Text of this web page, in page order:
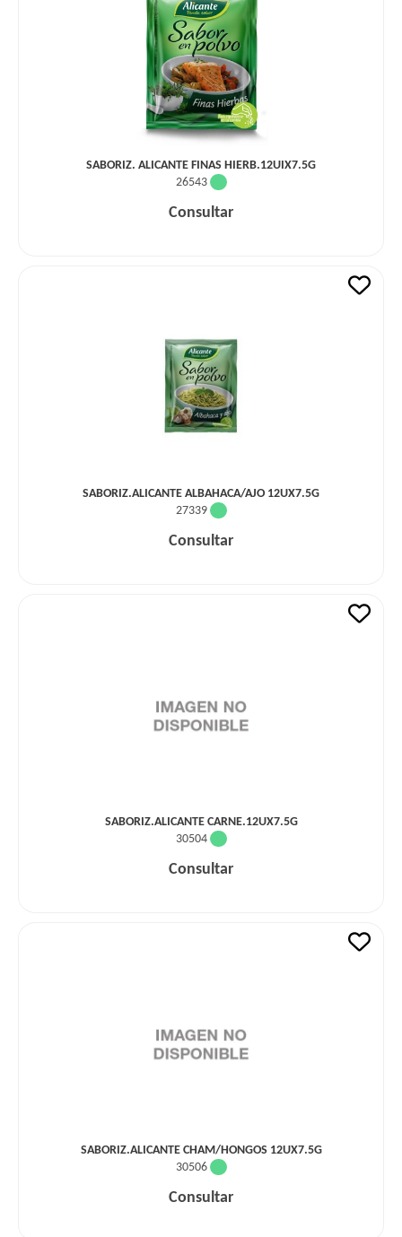
SABORIZ. ALICANTE FINAS HIERB.12UIX7.5G
26543
Consultar
SABORIZ.ALICANTE ALBAHACA/AJO 12UX7.5G
27339
Consultar
SABORIZ.ALICANTE CARNE.12UX7.5G
30504
Consultar
SABORIZ.ALICANTE CHAM/HONGOS 12UX7.5G
30506
Consultar